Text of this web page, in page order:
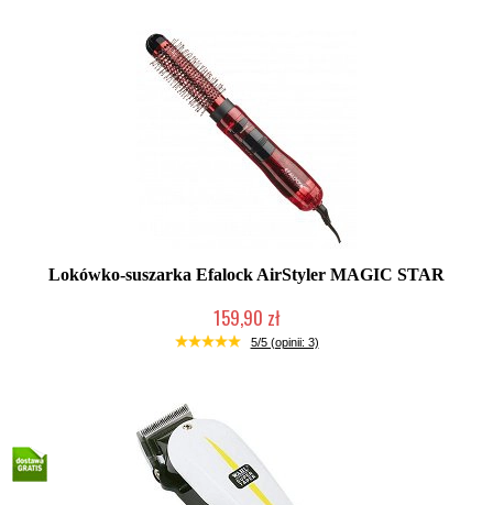
Lokówko-suszarka Efalock AirStyler MAGIC STAR
159,90 zł
Duża ilość (wysyłka w 24h)
5/5 (opinii: 3)